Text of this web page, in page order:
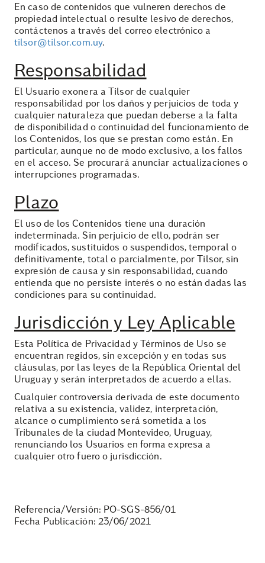
En caso de contenidos que vulneren derechos de
propiedad intelectual o resulte lesivo de derechos,
contáctenos a través del correo electrónico a
tilsor@tilsor.com.uy.
Responsabilidad
El Usuario exonera a Tilsor de cualquier
responsabilidad por los daños y perjuicios de toda y
cualquier naturaleza que puedan deberse a la falta
de disponibilidad o continuidad del funcionamiento de
los Contenidos, los que se prestan como están. En
particular, aunque no de modo exclusivo, a los fallos
en el acceso. Se procurará anunciar actualizaciones o
interrupciones programadas.
Plazo
El uso de los Contenidos tiene una duración
indeterminada. Sin perjuicio de ello, podrán ser
modificados, sustituidos o suspendidos, temporal o
definitivamente, total o parcialmente, por Tilsor, sin
expresión de causa y sin responsabilidad, cuando
entienda que no persiste interés o no están dadas las
condiciones para su continuidad.
Jurisdicción y Ley Aplicable
Esta Política de Privacidad y Términos de Uso se
encuentran regidos, sin excepción y en todas sus
cláusulas, por las leyes de la República Oriental del
Uruguay y serán interpretados de acuerdo a ellas.
Cualquier controversia derivada de este documento
relativa a su existencia, validez, interpretación,
alcance o cumplimiento será sometida a los
Tribunales de la ciudad Montevideo, Uruguay,
renunciando los Usuarios en forma expresa a
cualquier otro fuero o jurisdicción.
Referencia/Versión: PO-SGS-856/01
Fecha Publicación: 23/06/2021